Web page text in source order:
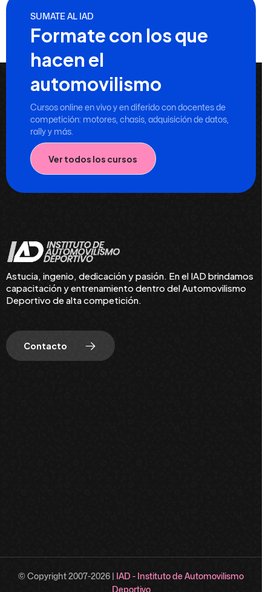
SUMATE AL IAD
Formate con los que
hacen el
automovilismo
Cursos online en vivo y en diferido con docentes de
competición: motores, chasis, adquisición de datos,
rally y más.
Ver todos los cursos
Astucia, ingenio, dedicación y pasión. En el IAD brindamos
capacitación y entrenamiento dentro del Automovilismo
Deportivo de alta competición.
Contacto
© Copyright 2007-2026 | IAD - Instituto de Automovilismo
Deportivo